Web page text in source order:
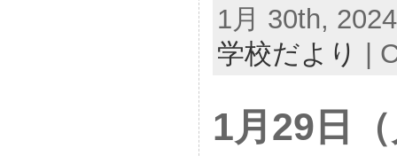
1月 30th,
学校だより
1月29日